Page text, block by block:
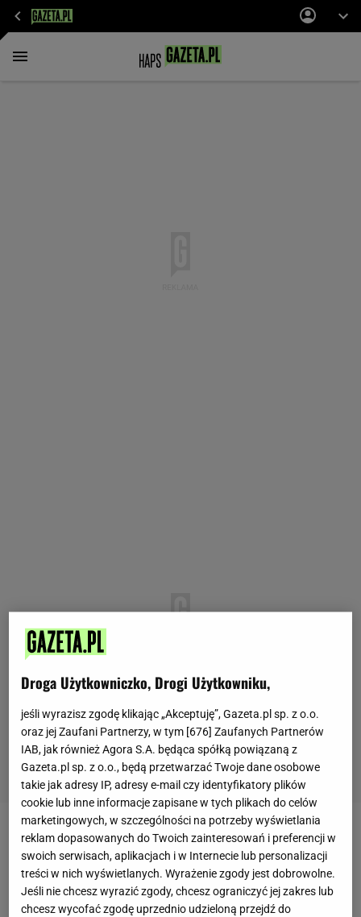
GRUSZKI W ZALEWIE
Mój popisowy przepis na gruszki na zimę. Gdy
się macerują, dorzucam dwa dodatki
GRUSZKI GRUSZKI W ZALEWIE PORADY
Droga Użytkowniczko, Drogi Użytkowniku,
jeśli wyrazisz zgodę klikając „Akceptuję”, Gazeta.pl sp. z o.o.
oraz jej Zaufani Partnerzy, w tym [676] Zaufanych Partnerów
IAB, jak również Agora S.A. będąca spółką powiązaną z
Gazeta.pl sp. z o.o., będą przetwarzać Twoje dane osobowe
takie jak adresy IP, adresy e-mail czy identyfikatory plików
cookie lub inne informacje zapisane w tych plikach do celów
marketingowych, w szczególności na potrzeby wyświetlania
reklam dopasowanych do Twoich zainteresowań i preferencji w
swoich serwisach, aplikacjach i w Internecie lub personalizacji
treści w nich wyświetlanych. Wyrażenie zgody jest dobrowolne.
Jeśli nie chcesz wyrazić zgody, chcesz ograniczyć jej zakres lub
chcesz wycofać zgodę uprzednio udzieloną przejdź do